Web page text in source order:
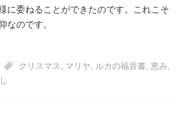
に委ねることができたのです。これこそ
なのです。
クリスマス マリヤ ルカの福音書 恵み